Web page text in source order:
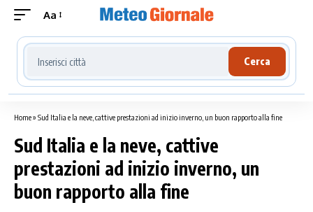
Aa
Cerca località meteo
Cerca
Home» Sud Italia e la neve, cattive prestazioni ad inizio inverno, un buon rapporto alla fine
Sud Italia e la neve, cattive
prestazioni ad inizio inverno, un
buon rapporto alla fine